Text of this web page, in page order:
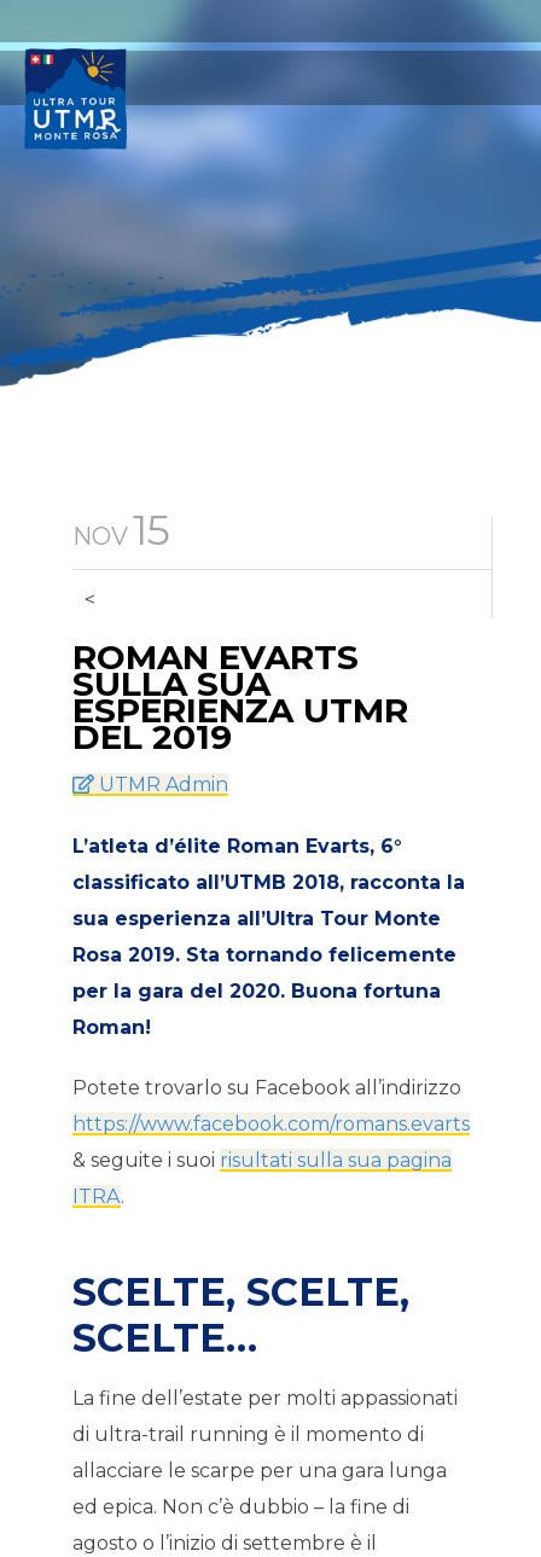
NOV15
<
ROMAN EVARTS
SULLA SUA
ESPERIENZA UTMR
DEL 2019
UTMR Admin
L’atleta d’élite Roman Evarts, 6°
classificato all’UTMB 2018, racconta la
sua esperienza all’Ultra Tour Monte
Rosa 2019. Sta tornando felicemente
per la gara del 2020. Buona fortuna
Roman!
Potete trovarlo su Facebook all’indirizzo
https://www.facebook.com/romans.evarts
& seguite i suoi risultati sulla sua pagina
ITRA.
SCELTE, SCELTE,
SCELTE…
La fine dell’estate per molti appassionati
di ultra-trail running è il momento di
allacciare le scarpe per una gara lunga
ed epica. Non c’è dubbio – la fine di
agosto o l’inizio di settembre è il